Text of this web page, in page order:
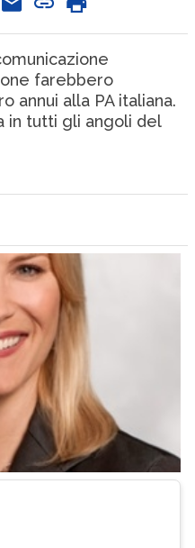
farebbero
annui alla PA italiana.
in tutti gli angoli del